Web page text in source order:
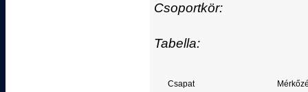
Csoportkör:
Tabella:
Csapat